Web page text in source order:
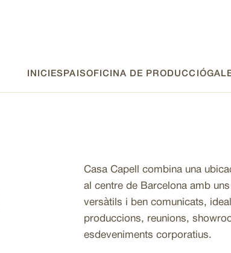
Navegación
principal
INICI ESPAISOFICINA DE PRODUCCIÓ
Casa Capell combina una
al centre de Barcelona amb
versàtils i ben comunicats,
produccions, reunions,
esdeveniments corporatius.